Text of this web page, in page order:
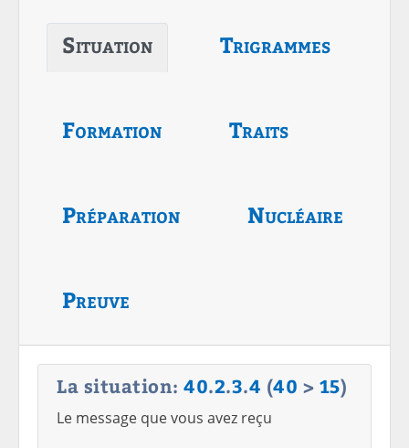
Situation Trigrammes
Formation Traits
Préparation Nucléaire
Preuve
La situation: 40.2.3.4 (40 > 15)
Le message que vous avez reçu